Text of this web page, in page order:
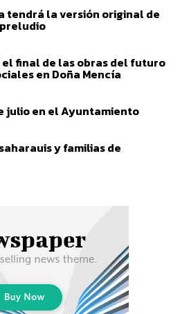
tendrá la versión original de
final de las obras del futuro
en Doña Mencía
julio en el Ayuntamiento
y familias de